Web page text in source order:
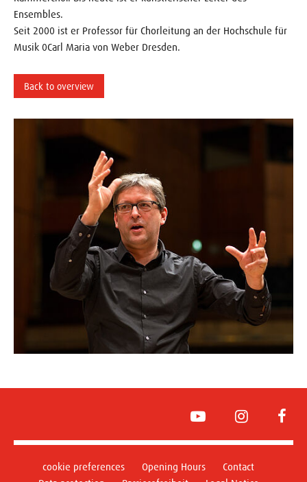
Ensembles.
Seit 2000 ist er Professor für Chorleitung an der Hochschule für
Musik 0Carl Maria von Weber Dresden.
Back to overview
YouTube Instagram
cookie preferences Opening Hours
Contact